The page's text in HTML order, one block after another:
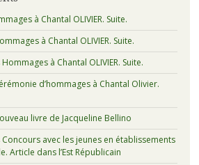
à Chantal OLIVIER. Suite.
à Chantal OLIVIER. Suite.
Hommages à Chantal OLIVIER. Suite.
d’hommages à Chantal Olivier.
livre de Jacqueline Bellino
Concours avec les jeunes en établissements
Article dans l’Est Républicain